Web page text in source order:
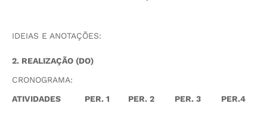
IDEIAS E ANOTAÇÕES:
2. REALIZAÇÃO (DO)
CRONOGRAMA:
ATIVIDADES
PER. 1 PER. 2 PER. 3 PER.4